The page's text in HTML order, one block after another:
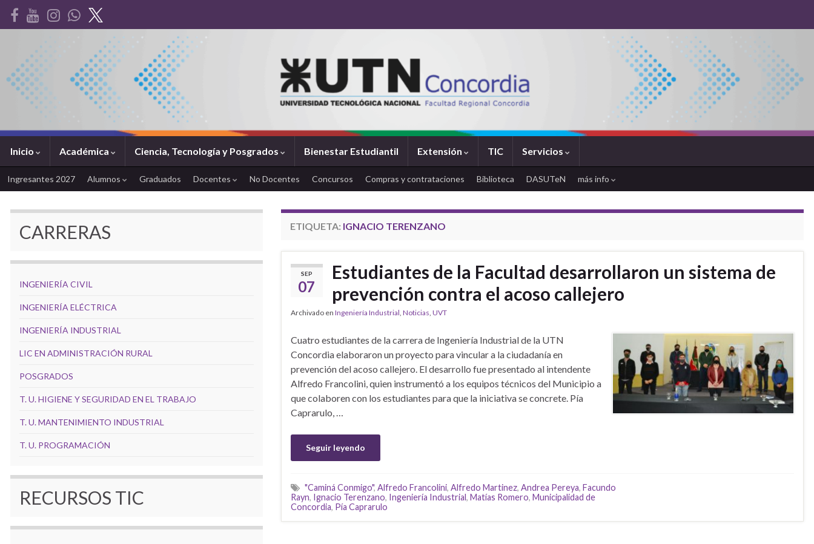
Inicio Académica Ciencia, Tecnología y Posgrados Bienestar Estudiantil Extensión TIC Servicios
Ingresantes 2027 Alumnos Graduados Docentes No Docentes Concursos Compras y contrataciones Biblioteca DASUTeN más info
ETIQUETA: IGNACIO TERENZANO
SEP
07
Estudiantes de la Facultad desarrollaron un sistema de
prevención contra el acoso callejero
Archivado en Ingeniería Industrial Noticias UVT
Cuatro estudiantes de la carrera de Ingeniería Industrial de la UTN
Concordia elaboraron un proyecto para vincular a la ciudadanía en
prevención del acoso callejero. El desarrollo fue presentado al intendente
Alfredo Francolini, quien instrumentó a los equipos técnicos del Municipio a
que colaboren con los estudiantes para que la iniciativa se concrete. Pía
Caprarulo, …
Seguir leyendo
"Caminá Conmigo", Alfredo Francolini, Alfredo Martinez, Andrea Pereya, Facundo
Rayn, Ignacio Terenzano, Ingeniería Industrial, Matías Romero, Municipalidad de
Concordia, Pía Caprarulo
CARRERAS
INGENIERÍA CIVIL
INGENIERÍA ELÉCTRICA
INGENIERÍA INDUSTRIAL
LIC EN ADMINISTRACIÓN RURAL
POSGRADOS
T. U. HIGIENE Y SEGURIDAD EN EL TRABAJO
T. U. MANTENIMIENTO INDUSTRIAL
T. U. PROGRAMACIÓN
RECURSOS TIC